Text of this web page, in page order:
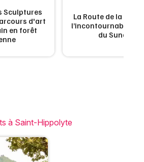
Sculptures
d'art
en forêt
La Route de la
l’incontournable
du Sundgau
à Saint-Hippolyte